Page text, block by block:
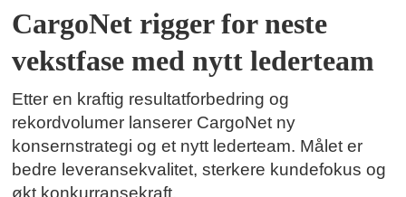
CargoNet rigger for neste
vekstfase med nytt lederteam
Etter en kraftig resultatforbedring og
rekordvolumer lanserer CargoNet ny
konsernstrategi og et nytt lederteam. Målet er
bedre leveransekvalitet, sterkere kundefokus og
økt konkurransekraft.